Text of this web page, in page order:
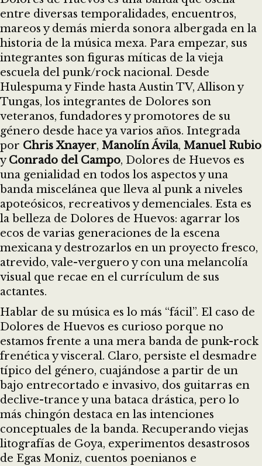
entre diversas temporalidades, encuentros,
mareos y demás mierda sonora albergada en la
historia de la música mexa. Para empezar, sus
integrantes son figuras míticas de la vieja
escuela del punk/rock nacional. Desde
Hulespuma y Finde hasta Austin TV, Allison y
Tungas, los integrantes de Dolores son
veteranos, fundadores y promotores de su
género desde hace ya varios años. Integrada
por Chris Xnayer, Manolín Ávila, Manuel Rubio
yConrado del Campo, Dolores de Huevos es
una genialidad en todos los aspectos y una
banda miscelánea que lleva al punk a niveles
apoteósicos, recreativos y demenciales. Esta es
la belleza de Dolores de Huevos: agarrar los
ecos de varias generaciones de la escena
mexicana y destrozarlos en un proyecto fresco,
atrevido, vale-verguero y con una melancolía
visual que recae en el currículum de sus
actantes.
Hablar de su música es lo más “fácil”. El caso de
Dolores de Huevos es curioso porque no
estamos frente a una mera banda de punk-rock
frenética y visceral. Claro, persiste el desmadre
típico del género, cuajándose a partir de un
bajo entrecortado e invasivo, dos guitarras en
declive-trance y una bataca drástica, pero lo
más chingón destaca en las intenciones
conceptuales de la banda. Recuperando viejas
litografías de Goya, experimentos desastrosos
de Egas Moniz, cuentos poenianos e